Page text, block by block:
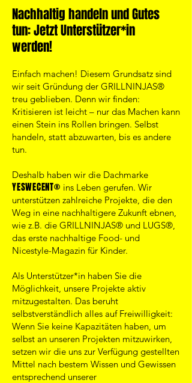
Nachhaltig handeln und Gutes
tun: Jetzt Unterstützer*in
werden!
Einfach machen! Diesem Grundsatz sind
wir seit Gründung der GRILLNINJAS®
treu geblieben. Denn wir finden:
Kritisieren ist leicht – nur das Machen kann
einen Stein ins Rollen bringen. Selbst
handeln, statt abzuwarten, bis es andere
tun.
Deshalb haben wir die Dachmarke
YESWECENT® ins Leben gerufen. Wir
unterstützen zahlreiche Projekte, die den
Weg in eine nachhaltigere Zukunft ebnen,
wie z.B. die GRILLNINJAS® und LUGS®,
das erste nachhaltige Food- und
Nicestyle-Magazin für Kinder.
Als Unterstützer*in haben Sie die
Möglichkeit, unsere Projekte aktiv
mitzugestalten. Das beruht
selbstverständlich alles auf Freiwilligkeit:
Wenn Sie keine Kapazitäten haben, um
selbst an unseren Projekten mitzuwirken,
setzen wir die uns zur Verfügung gestellten
Mittel nach bestem Wissen und Gewissen
entsprechend unserer